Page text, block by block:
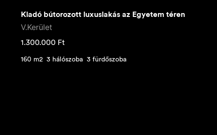
Kiadó bútorozott luxuslakás az Egyetem téren
V.Kerület
1.300.000 Ft
160 m2 3 hálószoba 3 fürdőszoba